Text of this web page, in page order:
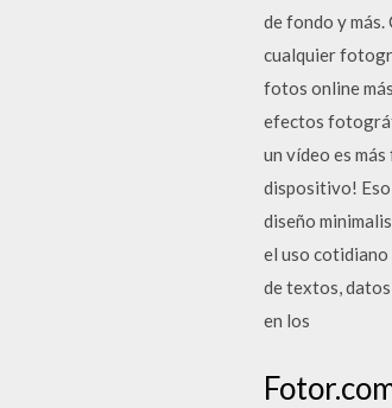
de fondo y
cualquier
fotos online
efectos
un vídeo es
dispositivo! Eso
diseño
el uso
de textos,
en los